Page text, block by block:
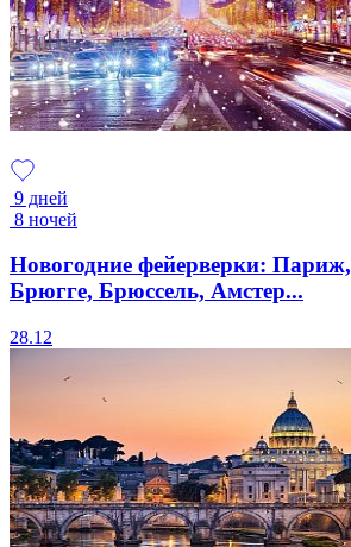
9 дней
8 ночей
Новогодние фейерверки: Париж,
Брюгге, Брюссель, Амстер...
28.12